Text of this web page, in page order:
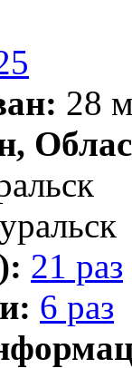
28
21 раз
6 раз